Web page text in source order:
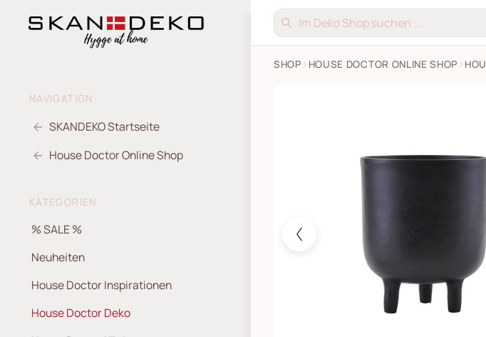
NAVIGATION
SKANDEKO Startseite
House Doctor Online Shop
KATEGORIEN
% SALE %
Neuheiten
House Doctor Inspirationen
House Doctor Deko
SHOP HOUSE DOCTOR ONLINE SHOP